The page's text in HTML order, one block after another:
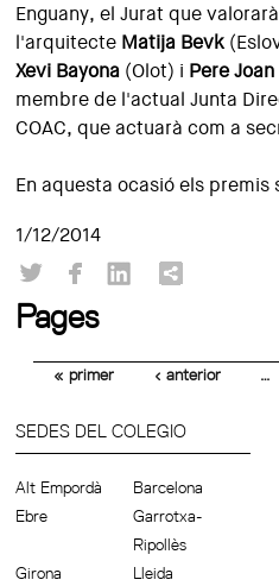
Enguany, el Jurat que
l'arquitecte Matija Bevk
Xevi Bayona (Olot) i Pere
membre de l'actual Junta
COAC, que actuarà com a
En aquesta ocasió els premis
1/12/2014
Pages
« primer ‹ anterior …
SEDES DEL COLEGIO
Alt Empordà
Barcelona
Ebre
Garrotxa-
Ripollès
Girona
Lleida